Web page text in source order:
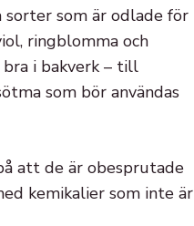
som är odlade för
ringblomma och
bra i bakverk – till
som bör användas
att de är obesprutade
kemikalier som inte är